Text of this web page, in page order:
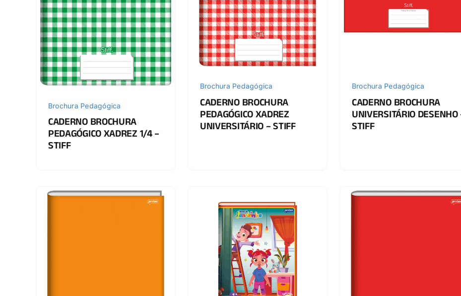
Brochura Pedagógica
CADERNO BROCHURA
PEDAGÓGICO XADREZ 1/4 –
STIFF
Brochura Pedagógica
CADERNO BROCHURA
PEDAGÓGICO XADREZ
UNIVERSITÁRIO – STIFF
Brochura Pedagógica
CADERNO BROCHURA
UNIVERSITÁRIO DESENHO
STIFF